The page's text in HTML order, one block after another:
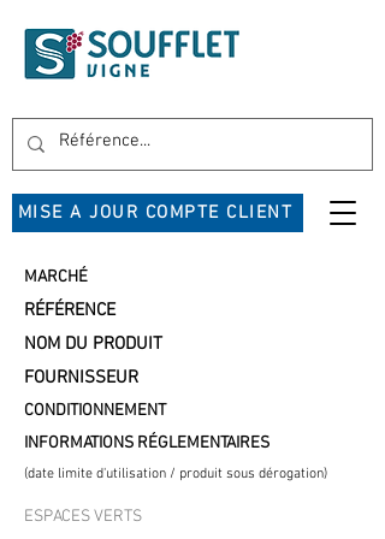
MISE A JOUR COMPTE CLIENT
MARCHÉ
RÉFÉRENCE
NOM DU PRODUIT
FOURNISSEUR
CONDITIONNEMENT
INFORMATIONS RÉGLEMENTAIRES
(date limite d'utilisation / produit sous dérogation)
ESPACES VERTS